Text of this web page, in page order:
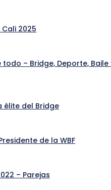
2025
– Bridge, Deporte, Baile
élite del Bridge
de la WBF
– Parejas